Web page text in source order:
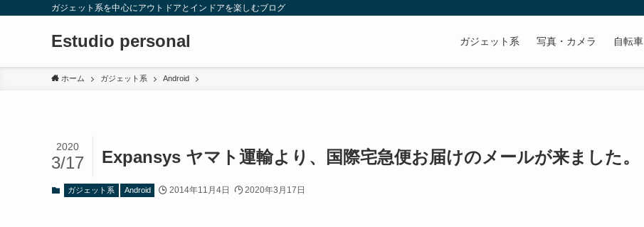
ガジェット系を中心にアウトドアとインドアを楽しむブログ
Estudio personal ガジェット系 写真・カメラ 自転車
ホーム ガジェット系 Android
Expansys ヤマト運輸より、国際宅急便お届けのメールが来ました。
2020
3/17
ガジェット系 Android 2014年11月4日 2020年3月17日